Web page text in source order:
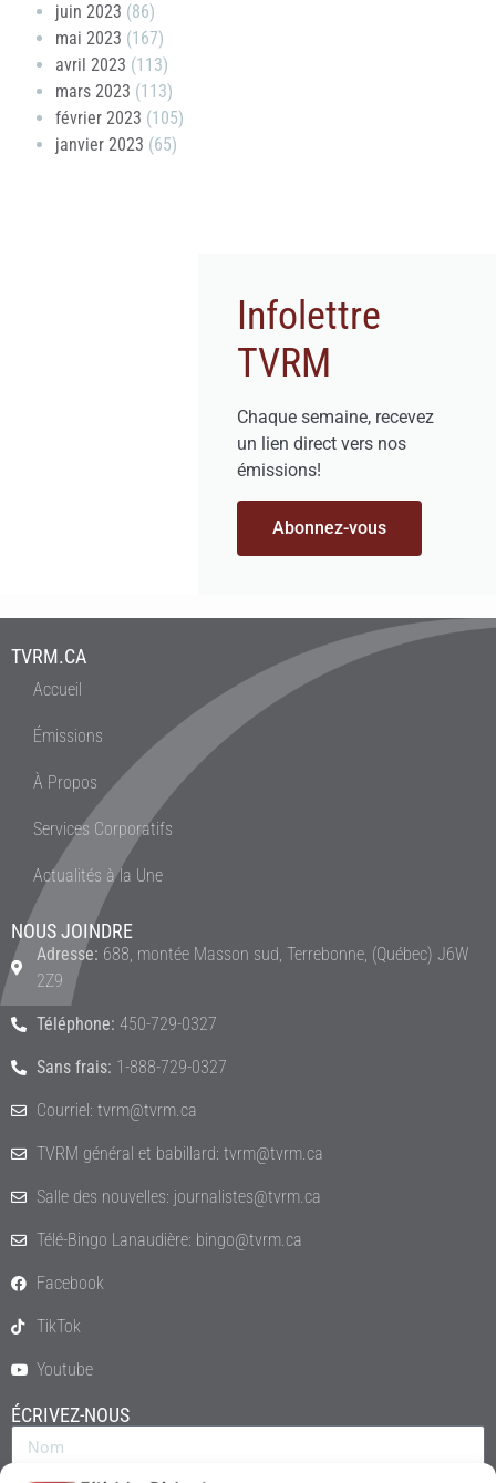
juin 2023 (86)
mai 2023 (167)
avril 2023 (113)
mars 2023 (113)
février 2023 (105)
janvier 2023 (65)
Infolettre
TVRM
Chaque semaine, recevez
un lien direct vers nos
émissions!
Abonnez-vous
TVRM.CA
Accueil
Émissions
À Propos
Services Corporatifs
Actualités à la Une
NOUS JOINDRE
Adresse: 688, montée Masson sud, Terrebonne, (Québec) J6W
2Z9
Téléphone: 450-729-0327
Sans frais: 1-888-729-0327
Courriel: tvrm@tvrm.ca
TVRM général et babillard: tvrm@tvrm.ca
Salle des nouvelles: journalistes@tvrm.ca
Télé-Bingo Lanaudière: bingo@tvrm.ca
Facebook
TikTok
Youtube
ÉCRIVEZ-NOUS